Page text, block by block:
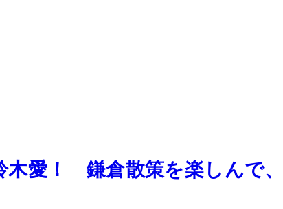
木愛！ 鎌倉散策を楽しんで